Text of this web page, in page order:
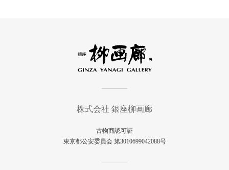
株式会社 銀座柳画廊
古物商認可証
東京都公安委員会 第3010699042088号